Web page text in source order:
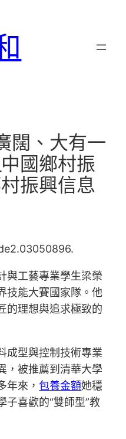
闊、大有一
國鄉村振
振興信息
與工藝專業學生梁榮
技能大賽國家隊。他
的理想與追求極致的
成型與控制技術專業
，被推薦到清華大學
年來，包養金額她穩
子喜歡的“雙師型”教